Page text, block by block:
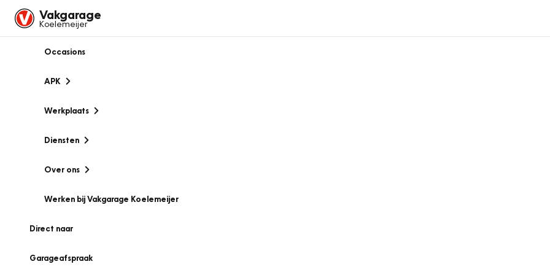
Vakgarage
Koelemeijer
Occasions
APK
Werkplaats
Diensten
Over ons
Werken bij Vakgarage Koelemeijer
Direct naar
Garageafspraak